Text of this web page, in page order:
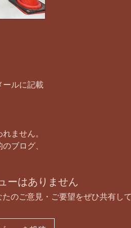
ールに記載
ません。
ブログ、
ーはありません
のご意見・ご要望をぜひ共有して